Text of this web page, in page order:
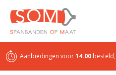
Aanbiedingen voor14.00 besteld,